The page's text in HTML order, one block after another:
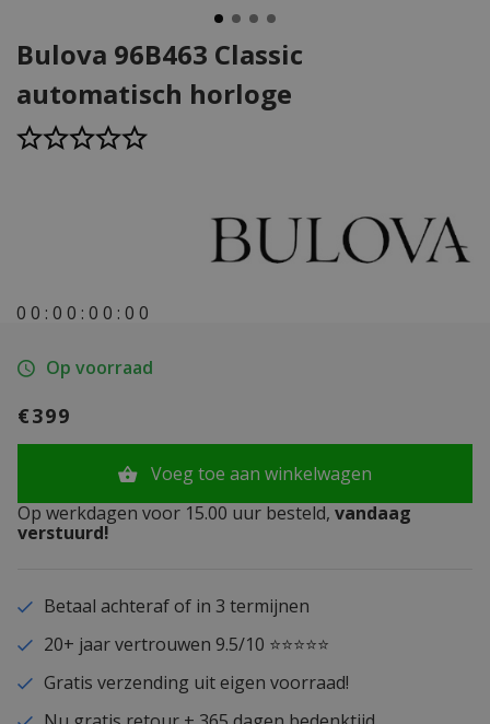
Bulova 96B463 Classic
automatisch horloge
0 0 : 0 0 : 0 0 : 0 0
Op voorraad
€399
Voeg toe aan winkelwagen
Op werkdagen voor 15.00 uur besteld, vandaag
verstuurd!
Betaal achteraf of in 3 termijnen
20+ jaar vertrouwen 9.5/10 ⭐⭐⭐⭐⭐
Gratis verzending uit eigen voorraad!